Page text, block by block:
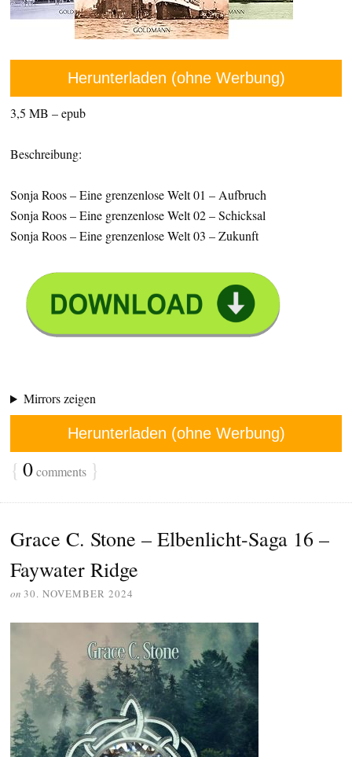
Herunterladen (ohne Werbung)
3,5 MB – epub
Beschreibung:
Sonja Roos – Eine grenzenlose Welt 01 – Aufbruch
Sonja Roos – Eine grenzenlose Welt 02 – Schicksal
Sonja Roos – Eine grenzenlose Welt 03 – Zukunft
Mirrors zeigen
Herunterladen (ohne Werbung)
{ 0comments }
Grace C. Stone – Elbenlicht-Saga 16 –
Faywater Ridge
on 30. NOVEMBER 2024